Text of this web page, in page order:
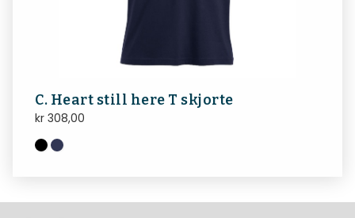
C. Heart still here T skjorte
kr 308,00